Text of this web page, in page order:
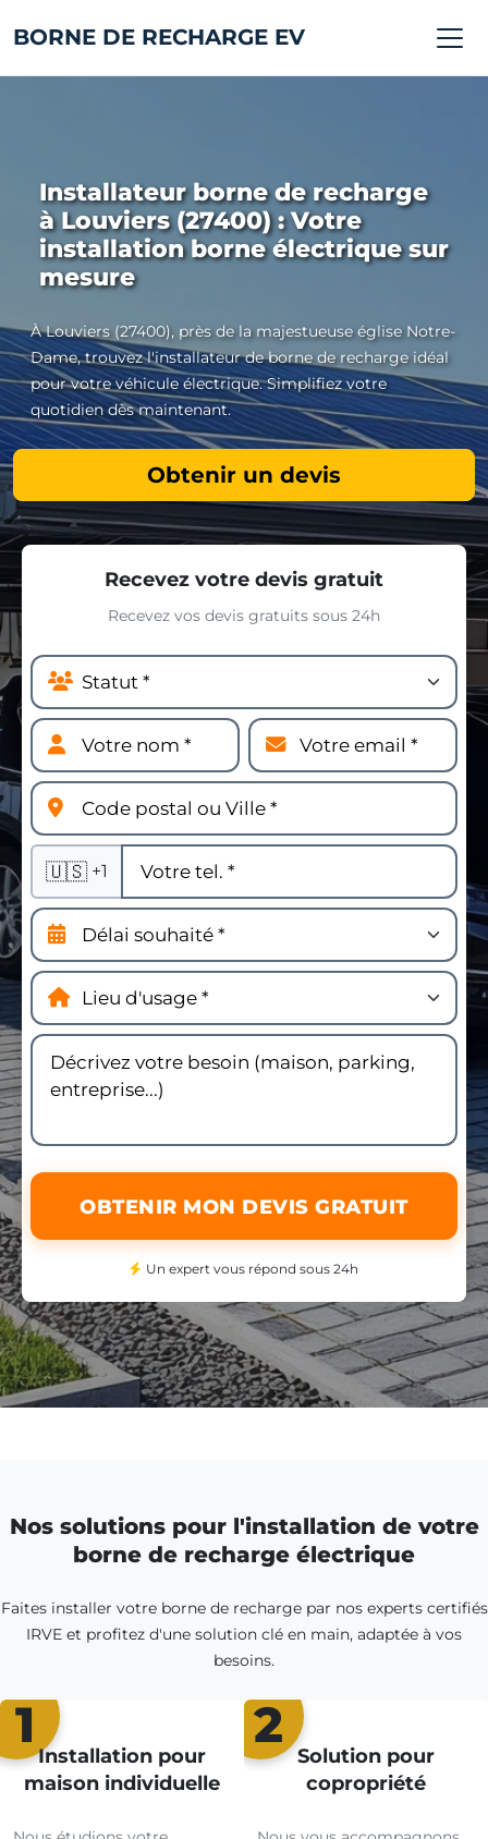
BORNE DE RECHARGE EV
Installateur borne de recharge
à Louviers (27400) : Votre
installation borne électrique sur
mesure
À Louviers (27400), près de la majestueuse église Notre-
Dame, trouvez l'installateur de borne de recharge idéal
pour votre véhicule électrique. Simplifiez votre
quotidien dès maintenant.
Obtenir un devis
Recevez votre devis gratuit
Recevez vos devis gratuits sous 24h
🇺🇸 +1
OBTENIR MON DEVIS GRATUIT
Un expert vous répond sous 24h
Nos solutions pour l'installation de votre
borne de recharge électrique
Faites installer votre borne de recharge par nos experts certifiés
IRVE et profitez d'une solution clé en main, adaptée à vos
besoins.
1
Installation pour
maison individuelle
2
Solution pour
copropriété